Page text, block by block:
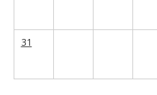
31